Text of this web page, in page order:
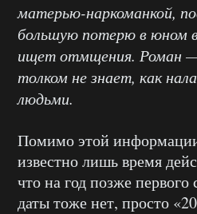
матерью-наркоманкой,
большую потерю в юном
ищет отмщения. Роман
толком не знает, как
людьми.
Помимо этой
известно лишь время
что на год позже первого
даты тоже нет, просто